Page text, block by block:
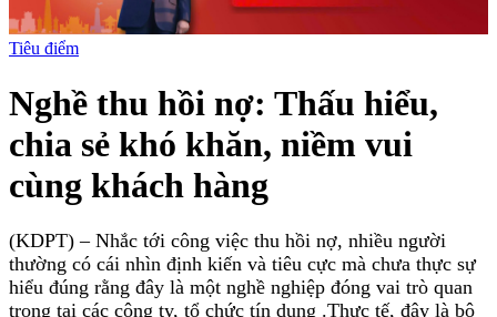
Tiêu điểm
Nghề thu hồi nợ: Thấu hiểu,
chia sẻ khó khăn, niềm vui
cùng khách hàng
(KDPT) – Nhắc tới công việc thu hồi nợ, nhiều người
thường có cái nhìn định kiến và tiêu cực mà chưa thực sự
hiểu đúng rằng đây là một nghề nghiệp đóng vai trò quan
trọng tại các công ty, tổ chức tín dụng .Thực tế, đây là bộ